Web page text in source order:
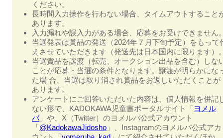
ください。
長時間入力操作を行わない場合、タイムアウトすること
あります。
入力漏れや誤入力がある場合、応募をお受けできません
当選発表は賞品の発送（2024年７月下旬予定）をもって
えさせていただきます（発送先は日本国内に限ります）
当選賞品を譲渡（転売、オークション出品を含む）しな
ことが応募・当選の条件となります。譲渡が明らかにな
た場 合、当選は取り消され賞品をお返しいただくことが
あります。
アンケートにご回答いただいた内容は、個人情報を併記
ない形で、KADOKAWA児童書ポータルサイト「ヨメル
バ」や、X（Twitter）のヨメルバ公式アカウント
「@KadokawaJidosho 」、Instagramのヨメルバ公式アカ